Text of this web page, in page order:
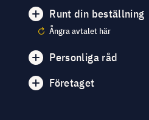
Runt din beställning
Ångra avtalet här
Personliga råd
Företaget